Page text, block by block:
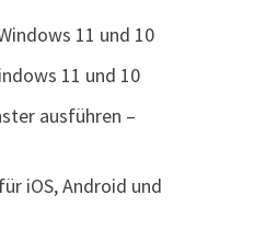
11 und 10
11 und 10
ausführen –
iOS, Android und